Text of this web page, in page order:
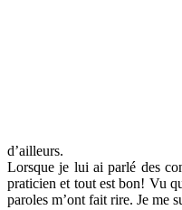
d’ailleurs.
Lorsque je lui ai parlé des
praticien et tout est bon! Vu
paroles m’ont fait rire. Je me